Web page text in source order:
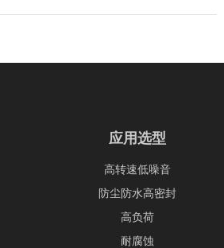
应用选型
高转速低噪音
防尘防水高密封
高负荷
耐腐蚀